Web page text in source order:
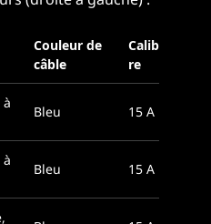
Couleur de
câble
Calib
re
à
Bleu 15 A
à
Bleu 15 A